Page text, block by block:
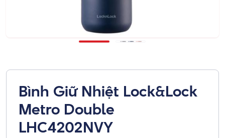
Bình Giữ Nhiệt Lock&Lock
Metro Double
LHC4202NVY